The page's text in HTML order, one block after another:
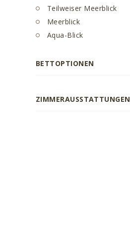
Teilweiser Meerblick
Meerblick
Aqua-Blick
BETTOPTIONEN
ZIMMERAUSSTATTUNGEN